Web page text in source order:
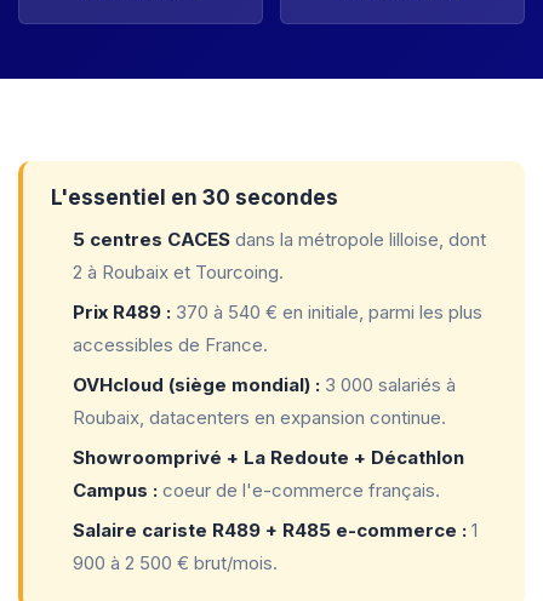
L'essentiel en 30 secondes
5 centres CACES dans la métropole lilloise, dont
2 à Roubaix et Tourcoing.
Prix R489 : 370 à 540 € en initiale, parmi les plus
accessibles de France.
OVHcloud (siège mondial) : 3 000 salariés à
Roubaix, datacenters en expansion continue.
Showroomprivé + La Redoute + Décathlon
Campus : coeur de l'e-commerce français.
Salaire cariste R489 + R485 e-commerce : 1
900 à 2 500 € brut/mois.